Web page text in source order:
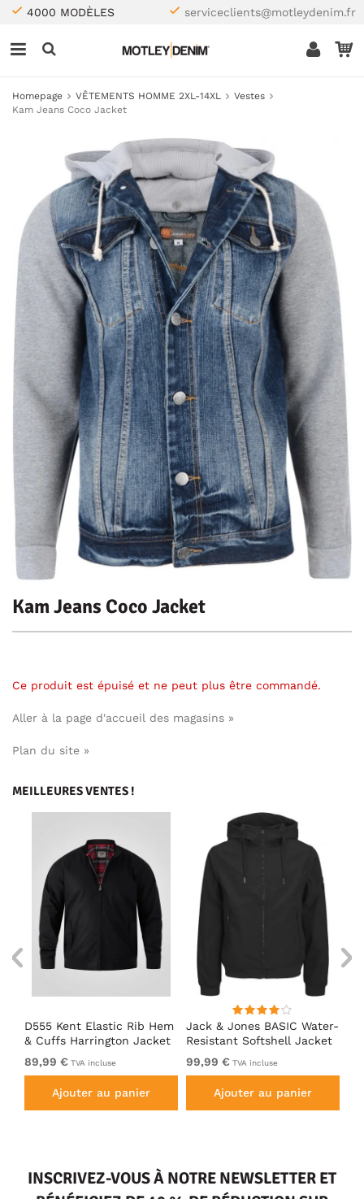
4000 MODÈLES serviceclients@motleydenim.fr
Homepage VÊTEMENTS HOMME 2XL-14XL
Vestes
Kam Jeans Coco Jacket
Kam Jeans Coco Jacket
Ce produit est épuisé et ne peut plus être commandé.
Aller à la page d'accueil des magasins »
Plan du site »
MEILLEURES VENTES !
D555 Kent Elastic Rib Hem
& Cuffs Harrington Jacket
Black
89,99 € TVA incluse
Ajouter au panier
Jack & Jones BASIC Water-
Resistant Softshell Jacket
Black
99,99 € TVA incluse
Ajouter au panier
INSCRIVEZ-VOUS À NOTRE NEWSLETTER ET